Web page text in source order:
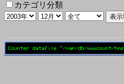
カテゴリ分類